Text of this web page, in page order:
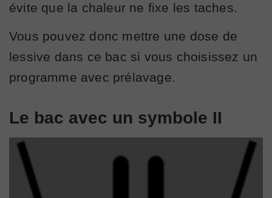
évite que la chaleur ne fixe les taches.
Vous pouvez donc mettre une dose de
lessive dans ce bac si vous choisissez un
programme avec prélavage.
Le bac avec un symbole II